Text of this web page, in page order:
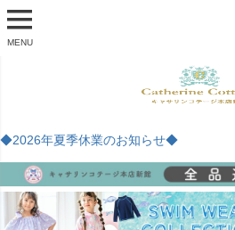
MENU
◆2026年夏季休業のお知らせ◆